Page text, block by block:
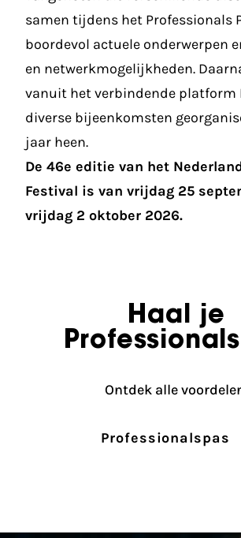
samen tijdens het Professionals
boordevol actuele onderwerpen
en netwerkmogelijkheden.
vanuit het verbindende platform
diverse bijeenkomsten
jaar heen.
De 46e editie van het
Festival is van vrijdag 25
vrijdag 2 oktober 2026.
Haal je
Ontdek alle
Professionalspas